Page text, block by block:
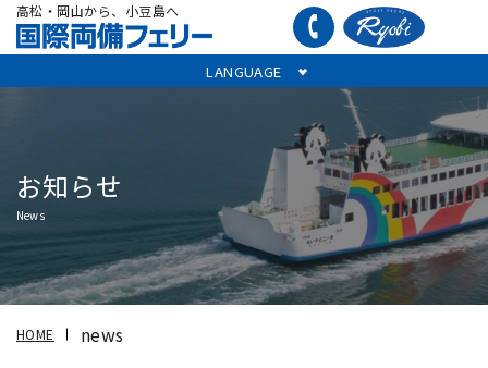
高松・岡山から、小豆島へ
LANGUAGE
お知らせ
News
HOME news